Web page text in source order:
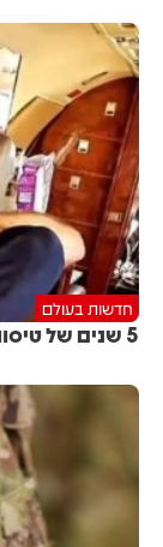
חדשות בעולם
5 שנים של טיסות חינם - טעות אחת קטנה חשפה אותו